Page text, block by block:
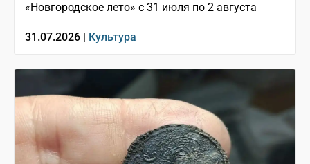
«Новгородское лето» с 31 июля по 2 августа
31.07.2026 | Культура